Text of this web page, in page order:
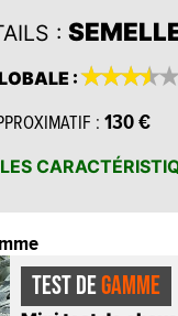
:
:

: 130 €
TEST DEGAMME